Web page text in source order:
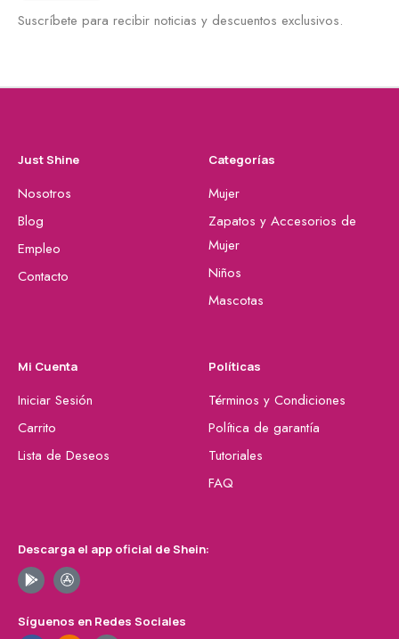
Suscríbete para recibir noticias y descuentos exclusivos.
Just Shine
Nosotros
Blog
Empleo
Contacto
Categorías
Mujer
Zapatos y Accesorios de
Mujer
Niños
Mascotas
Mi Cuenta
Iniciar Sesión
Carrito
Lista de Deseos
Políticas
Términos y Condiciones
Política de garantía
Tutoriales
FAQ
Descarga el app oficial de Shein:
Síguenos en Redes Sociales